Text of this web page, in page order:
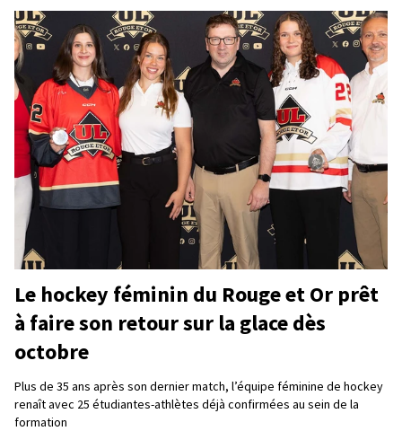
Le hockey féminin du Rouge et Or prêt
à faire son retour sur la glace dès
octobre
Plus de 35 ans après son dernier match, l’équipe féminine de hockey
renaît avec 25 étudiantes-athlètes déjà confirmées au sein de la
formation